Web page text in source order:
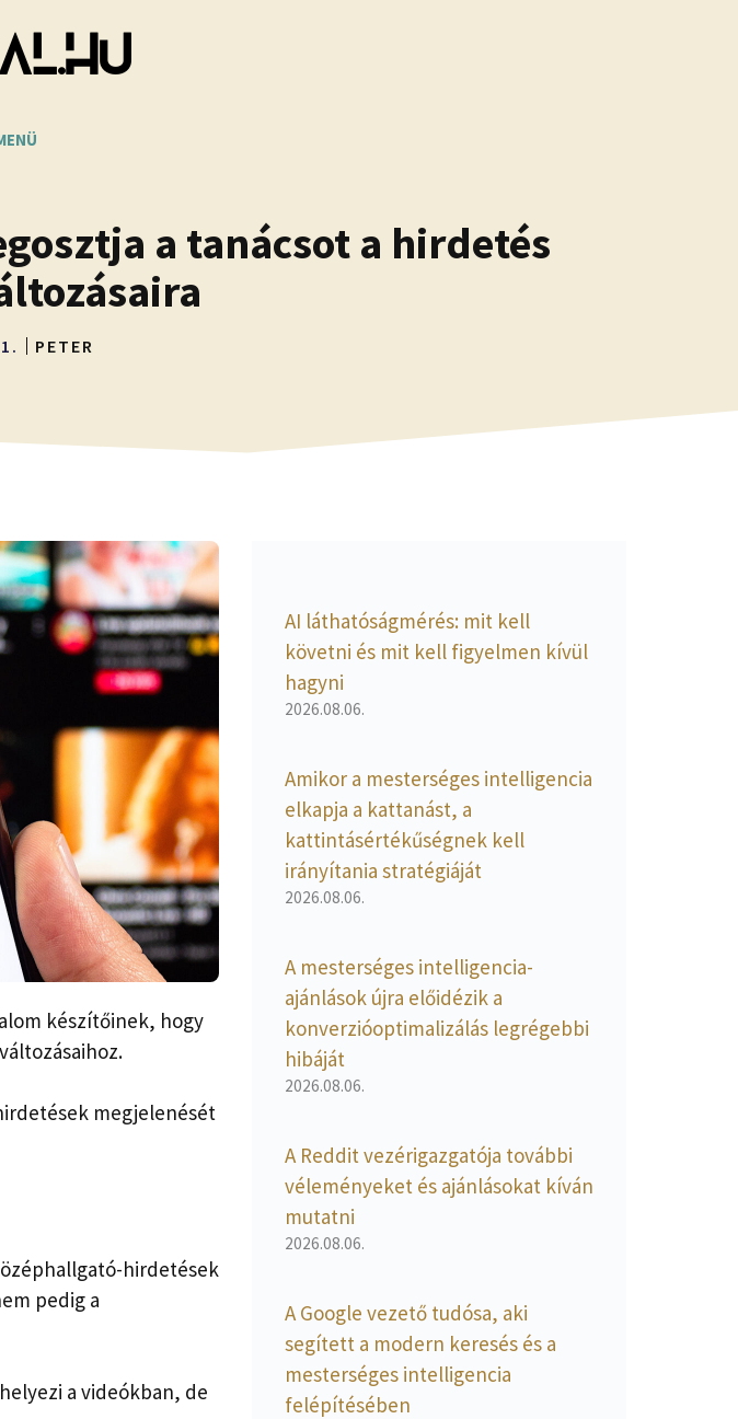
a tanácsot a hirdetés
PETER
készítőinek, hogy
megjelenését
hirdetések
pedig a
a videókban, de
AI láthatóságmérés: mit kell
követni és mit kell figyelmen kívül
hagyni
2026.08.06.
Amikor a mesterséges intelligencia
elkapja a kattanást, a
kattintásértékűségnek kell
irányítania stratégiáját
2026.08.06.
A mesterséges intelligencia-
ajánlások újra előidézik a
konverzióoptimalizálás legrégebbi
hibáját
2026.08.06.
A Reddit vezérigazgatója további
véleményeket és ajánlásokat kíván
mutatni
2026.08.06.
A Google vezető tudósa, aki
segített a modern keresés és a
mesterséges intelligencia
felépítésében